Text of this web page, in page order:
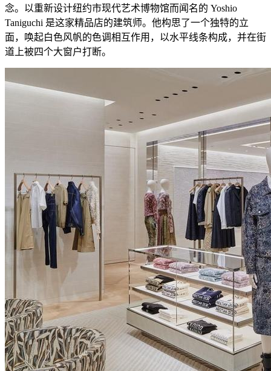
念。以重新设计纽约市现代艺术博物馆而闻名的 Yoshio
Taniguchi 是这家精品店的建筑师。他构思了一个独特的立
面，唤起白色风帆的色调相互作用，以水平线条构成，并在街
道上被四个大窗户打断。